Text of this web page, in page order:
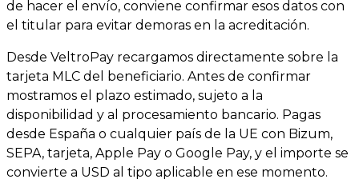
de hacer el envío, conviene confirmar esos datos con
el titular para evitar demoras en la acreditación.
Desde VeltroPay recargamos directamente sobre la
tarjeta MLC del beneficiario. Antes de confirmar
mostramos el plazo estimado, sujeto a la
disponibilidad y al procesamiento bancario. Pagas
desde España o cualquier país de la UE con Bizum,
SEPA, tarjeta, Apple Pay o Google Pay, y el importe se
convierte a USD al tipo aplicable en ese momento.